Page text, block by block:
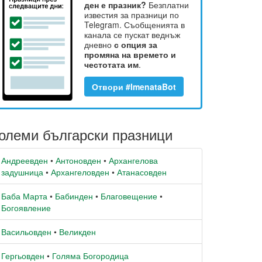
ден е празник? Безплатни
известия за празници по
Telegram. Съобщенията в
канала се пускат веднъж
дневно с опция за
промяна на времето и
честотата им.
Отвори #ImenataBot
български празници
Андреевден • Антоновден • Архангелова
задушница • Архангеловден • Атанасовден
Баба Марта • Бабинден • Благовещение •
Богоявление
Васильовден • Великден
Гергьовден • Голяма Богородица